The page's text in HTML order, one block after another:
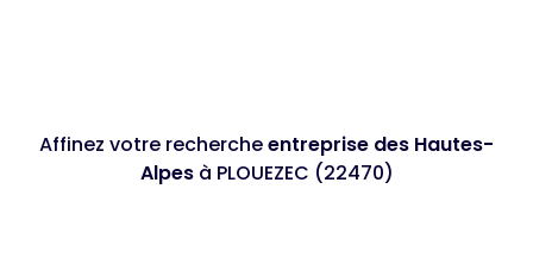
Affinez votre rechercheentreprise des Hautes-
Alpesà PLOUEZEC (22470)